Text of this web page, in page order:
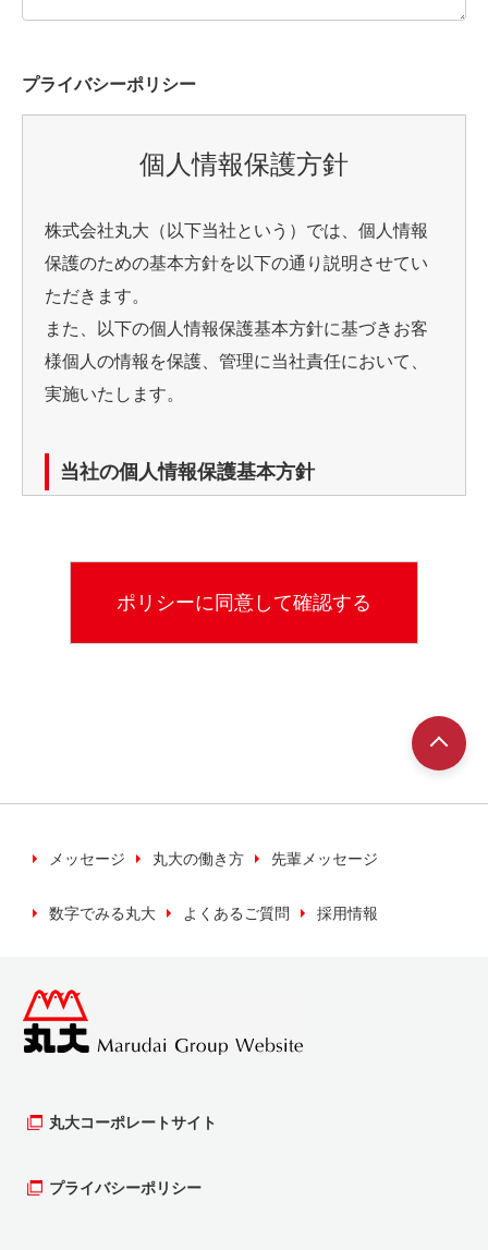
プライバシーポリシー
個人情報保護方針
株式会社丸大（以下当社という）では、個人情報
保護のための基本方針を以下の通り説明させてい
ただきます。
また、以下の個人情報保護基本方針に基づきお客
様個人の情報を保護、管理に当社責任において、
実施いたします。
当社の個人情報保護基本方針
※お客様からのお問い合わせなど、当社が対応して
す。
当社では、お客様の個人情報について、正当な
への提供は行いません。
個人情報の保管について
新の情報を保ち、安全かつ適切に管理するよう
者のもと保護、管理を行います。
メッセージ 丸大の働き方 先輩メッセージ
数字でみる丸大 よくあるご質問 採用情報
丸大コーポレートサイト
プライバシーポリシー